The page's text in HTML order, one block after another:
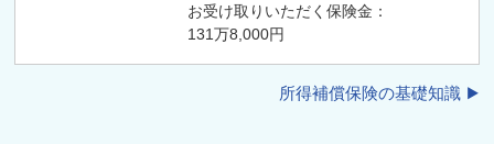
お受け取りいただく保険金：
131万8,000円
所得補償保険の基礎知識